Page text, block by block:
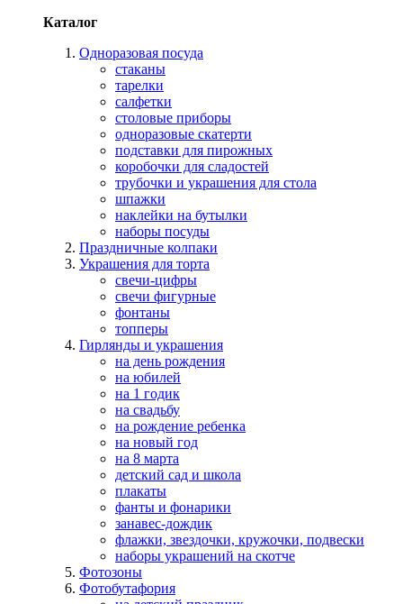
Каталог
Одноразовая посуда
стаканы
тарелки
салфетки
столовые приборы
одноразовые скатерти
подставки для пирожных
коробочки для сладостей
трубочки и украшения для стола
шпажки
наклейки на бутылки
наборы посуды
Праздничные колпаки
Украшения для торта
свечи-цифры
свечи фигурные
фонтаны
топперы
Гирлянды и украшения
на день рождения
на юбилей
на 1 годик
на свадьбу
на рождение ребенка
на новый год
на 8 марта
детский сад и школа
плакаты
фанты и фонарики
занавес-дождик
флажки, звездочки, кружочки, подвески
наборы украшений на скотче
Фотозоны
Фотобутафория